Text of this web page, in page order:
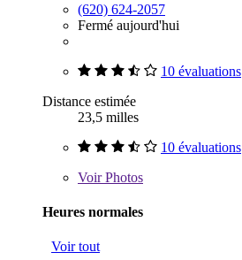
(620) 624-2057
Fermé aujourd'hui
10 évaluations
Distance estimée
23,5 milles
10 évaluations
VoirPhotos
Heures normales
Voir tout